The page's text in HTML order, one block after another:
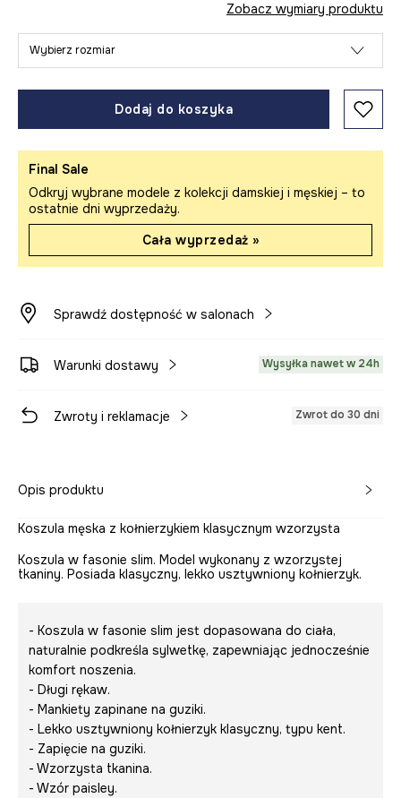
Zobacz wymiary produktu
Wybierz rozmiar
Dodaj do koszyka
Final Sale
Odkryj wybrane modele z kolekcji damskiej i męskiej – to
ostatnie dni wyprzedaży.
Cała wyprzedaż »
Sprawdź dostępność w salonach
Warunki dostawy Wysyłka nawet w 24h
Zwroty i reklamacje Zwrot do 30 dni
Opis produktu
Koszula męska z kołnierzykiem klasycznym wzorzysta
Koszula w fasonie slim. Model wykonany z wzorzystej
tkaniny. Posiada klasyczny, lekko usztywniony kołnierzyk.
- Koszula w fasonie slim jest dopasowana do ciała,
naturalnie podkreśla sylwetkę, zapewniając jednocześnie
komfort noszenia.
- Długi rękaw.
- Mankiety zapinane na guziki.
- Lekko usztywniony kołnierzyk klasyczny, typu kent.
- Zapięcie na guziki.
- Wzorzysta tkanina.
- Wzór paisley.